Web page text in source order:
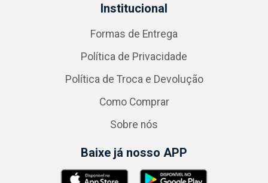
Institucional
Formas de Entrega
Política de Privacidade
Política de Troca e Devolução
Como Comprar
Sobre nós
Baixe já nosso APP